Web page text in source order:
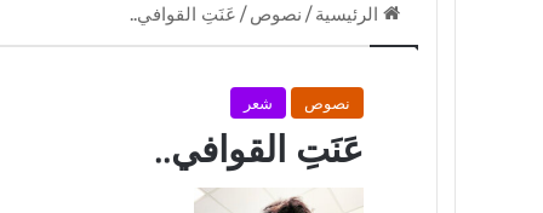
الرئيسية / نصوص / عَنَتِ القوافي..
نصوص شعر
عَنَتِ القوافي..